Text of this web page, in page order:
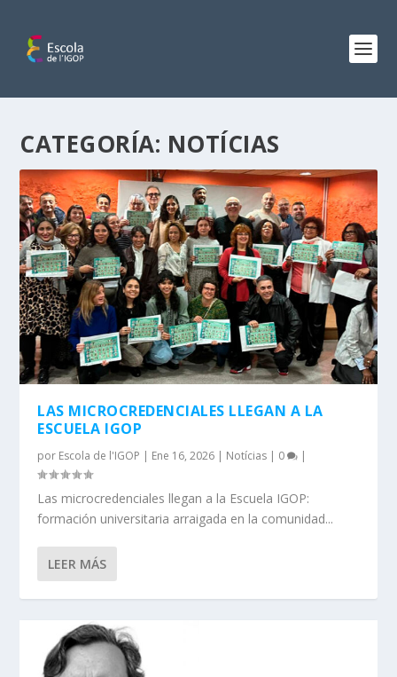
CATEGORÍA: NOTÍCIAS
LAS MICROCREDENCIALES LLEGAN A LA
ESCUELA IGOP
por Escola de l'IGOP | Ene 16, 2026 | Notícias | 0 |
Las microcredenciales llegan a la Escuela IGOP:
formación universitaria arraigada en la comunidad...
LEER MÁS